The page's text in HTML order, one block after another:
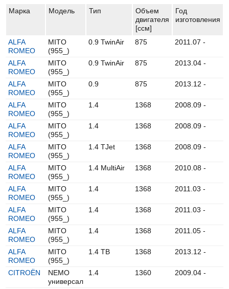
Марка Модель Тип
Объем
двигателя
[ccм]
Год
изготовления
ALFA
ROMEO
MITO
(955_)
0.9 TwinAir 875 2011.07 -
ALFA
ROMEO
MITO
(955_)
0.9 TwinAir 875 2013.04 -
ALFA
ROMEO
MITO
(955_)
0.9 875 2013.12 -
ALFA
ROMEO
MITO
(955_)
1.4 1368 2008.09 -
ALFA
ROMEO
MITO
(955_)
1.4 1368 2008.09 -
ALFA
ROMEO
MITO
(955_)
1.4 TJet 1368 2008.09 -
ALFA
ROMEO
MITO
(955_)
1.4 MultiAir 1368 2010.08 -
ALFA
ROMEO
MITO
(955_)
1.4 1368 2011.03 -
ALFA
ROMEO
MITO
(955_)
1.4 1368 2011.03 -
ALFA
ROMEO
MITO
(955_)
1.4 1368 2011.05 -
ALFA
ROMEO
MITO
(955_)
1.4 TB 1368 2013.12 -
CITROËN
NEMO
универсал
1.4 1360 2009.04 -